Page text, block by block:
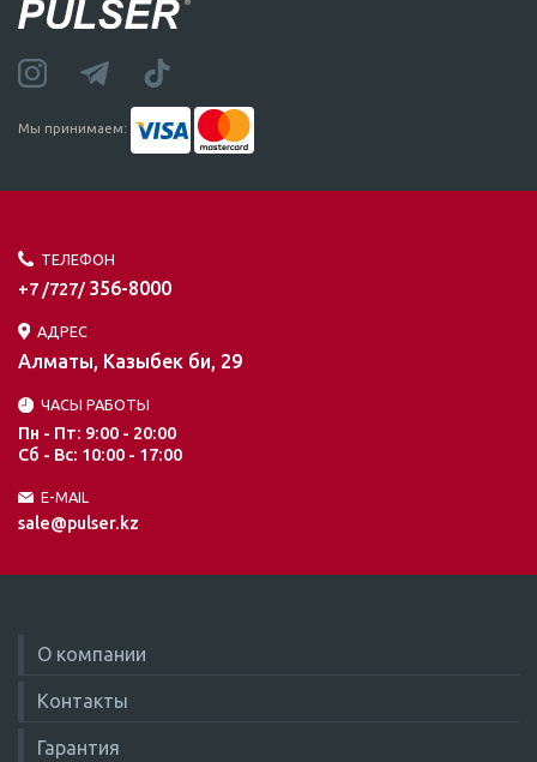
Мы принимаем:
ТЕЛЕФОН
+7 /727/ 356-8000
АДРЕС
Алматы, Казыбек би, 29
ЧАСЫ РАБОТЫ
Пн - Пт: 9:00 - 20:00
Сб - Вс: 10:00 - 17:00
E-MAIL
sale@pulser.kz
О компании
Контакты
Гарантия